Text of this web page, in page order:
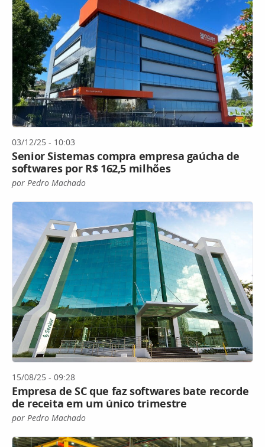
03/12/25 - 10:03
Senior Sistemas compra empresa gaúcha de
softwares por R$ 162,5 milhões
por Pedro Machado
15/08/25 - 09:28
Empresa de SC que faz softwares bate recorde
de receita em um único trimestre
por Pedro Machado